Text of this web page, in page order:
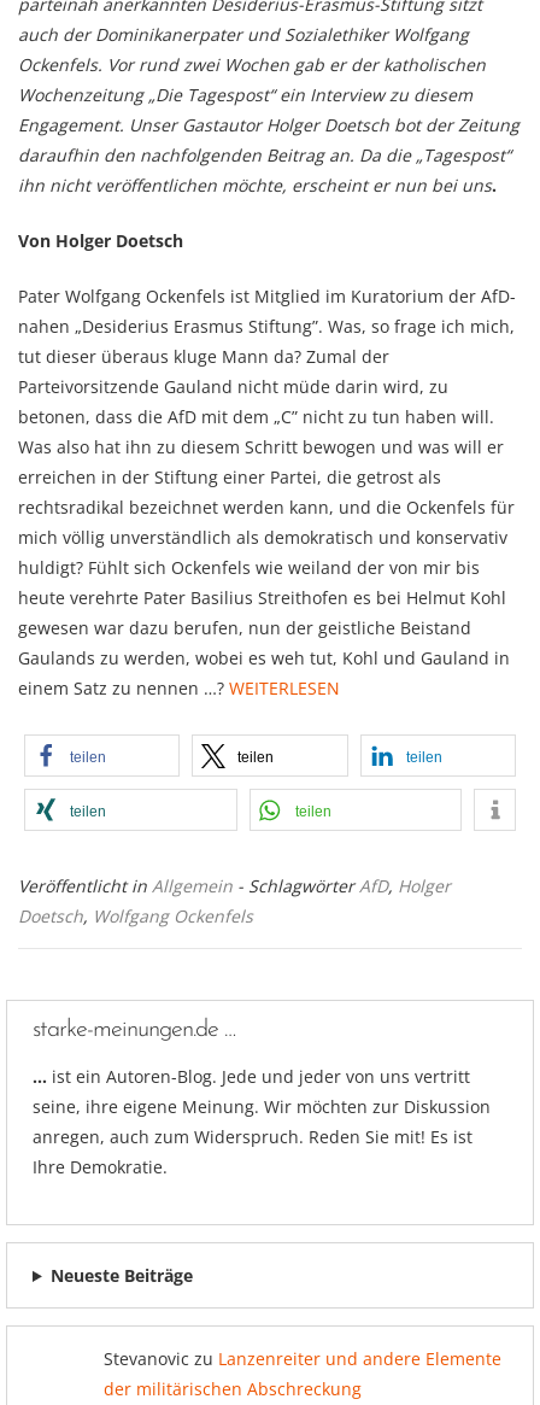
auch der Dominikanerpater und Sozialethiker Wolfgang
Ockenfels. Vor rund zwei Wochen gab er der katholischen
Wochenzeitung „Die Tagespost“ ein Interview zu diesem
Engagement. Unser Gastautor Holger Doetsch bot der Zeitung
daraufhin den nachfolgenden Beitrag an. Da die „Tagespost“
ihn nicht veröffentlichen möchte, erscheint er nun bei uns.
Von Holger Doetsch
Pater Wolfgang Ockenfels ist Mitglied im Kuratorium der AfD-
nahen „Desiderius Erasmus Stiftung”. Was, so frage ich mich,
tut dieser überaus kluge Mann da? Zumal der
Parteivorsitzende Gauland nicht müde darin wird, zu
betonen, dass die AfD mit dem „C” nicht zu tun haben will.
Was also hat ihn zu diesem Schritt bewogen und was will er
erreichen in der Stiftung einer Partei, die getrost als
rechtsradikal bezeichnet werden kann, und die Ockenfels für
mich völlig unverständlich als demokratisch und konservativ
huldigt? Fühlt sich Ockenfels wie weiland der von mir bis
heute verehrte Pater Basilius Streithofen es bei Helmut Kohl
gewesen war dazu berufen, nun der geistliche Beistand
Gaulands zu werden, wobei es weh tut, Kohl und Gauland in
einem Satz zu nennen …? WEITERLESEN
teilen teilen teilen
teilen teilen
Veröffentlicht in Allgemein - SchlagwörterAfD, Holger
Doetsch, Wolfgang Ockenfels
starke-meinungen.de …
… ist ein Autoren-Blog. Jede und jeder von uns vertritt
seine, ihre eigene Meinung. Wir möchten zur Diskussion
anregen, auch zum Widerspruch. Reden Sie mit! Es ist
Ihre Demokratie.
Neueste Beiträge
Stevanovic zu Lanzenreiter und andere Elemente
der militärischen Abschreckung